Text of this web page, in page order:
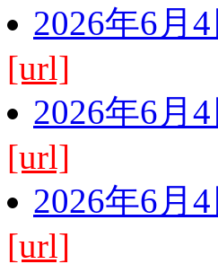
2026年6月
[url]
2026年6月
[url]
2026年6月
[url]